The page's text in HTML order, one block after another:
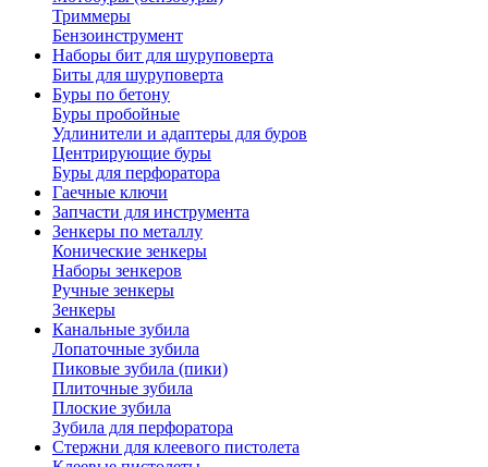
Триммеры
Бензоинструмент
Наборы бит для шуруповерта
Биты для шуруповерта
Буры по бетону
Буры пробойные
Удлинители и адаптеры для буров
Центрирующие буры
Буры для перфоратора
Гаечные ключи
Запчасти для инструмента
Зенкеры по металлу
Конические зенкеры
Наборы зенкеров
Ручные зенкеры
Зенкеры
Канальные зубила
Лопаточные зубила
Пиковые зубила (пики)
Плиточные зубила
Плоские зубила
Зубила для перфоратора
Стержни для клеевого пистолета